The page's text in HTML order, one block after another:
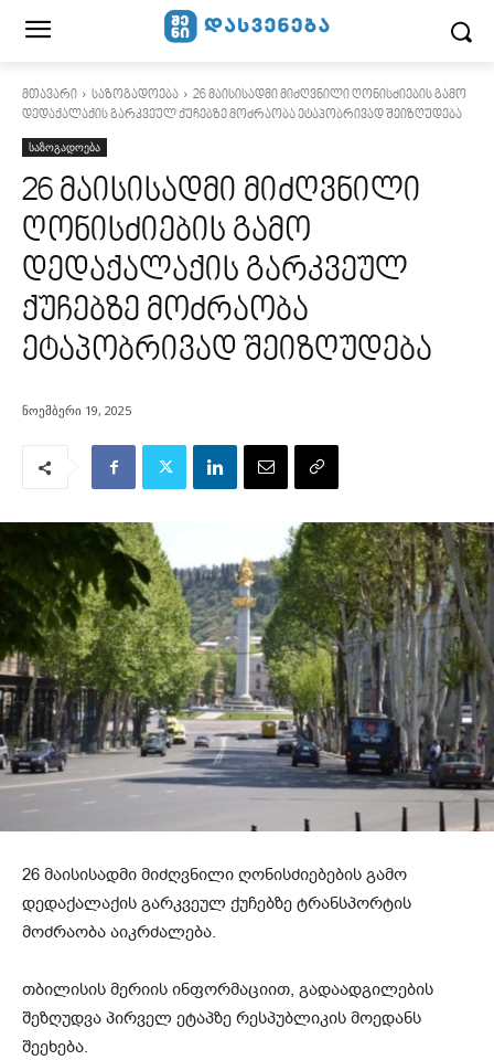
მთავარი საზოგადოება
26 მაისისადმი მიძღვნილი ღონისძიების გამო
დედაქალაქის გარკვეულ ქუჩებზე მოძრაობა ეტაპობრივად შეიზღუდება
საზოგადოება
26 მაისისადმი მიძღვნილი
ღონისძიების გამო
დედაქალაქის გარკვეულ
ქუჩებზე მოძრაობა
ეტაპობრივად შეიზღუდება
ნოემბერი 19, 2025
26 მაისისადმი მიძღვნილი ღონისძიებების გამო
დედაქალაქის გარკვეულ ქუჩებზე ტრანსპორტის
მოძრაობა აიკრძალება.
თბილისის მერიის ინფორმაციით, გადაადგილების
შეზღუდვა პირველ ეტაპზე რესპუბლიკის მოედანს
შეეხება.